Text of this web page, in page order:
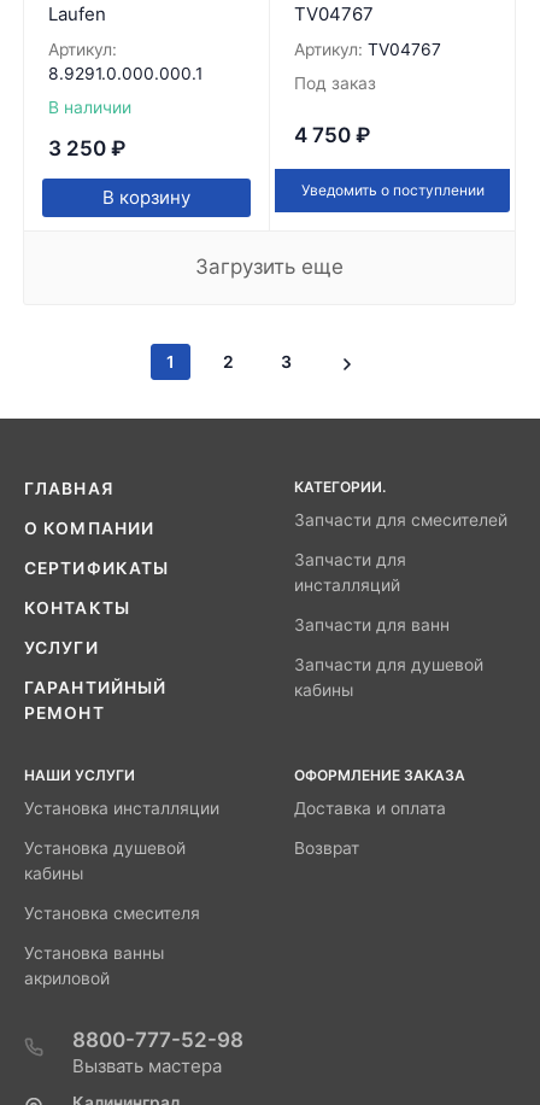
Laufen
Артикул:
8.9291.0.000.000.1
В наличии
3 250 ₽
В корзину
TV04767
Артикул: TV04767
Под заказ
4 750 ₽
Уведомить о поступлении
Загрузить еще
1 2 3
ГЛАВНАЯ
О КОМПАНИИ
СЕРТИФИКАТЫ
КОНТАКТЫ
УСЛУГИ
ГАРАНТИЙНЫЙ
РЕМОНТ
КАТЕГОРИИ.
Запчасти для смесителей
Запчасти для
инсталляций
Запчасти для ванн
Запчасти для душевой
кабины
НАШИ УСЛУГИ
Установка инсталляции
Установка душевой
кабины
Установка смесителя
Установка ванны
акриловой
ОФОРМЛЕНИЕ ЗАКАЗА
Доставка и оплата
Возврат
8800-777-52-98
Вызвать мастера